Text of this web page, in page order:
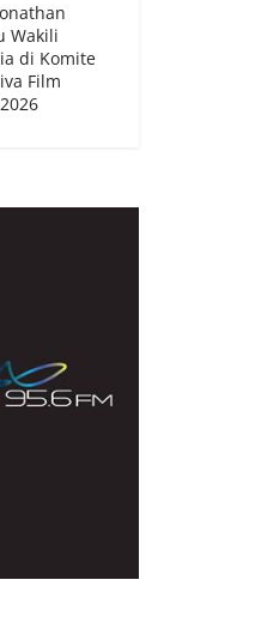
Wakili
di Komite
Film